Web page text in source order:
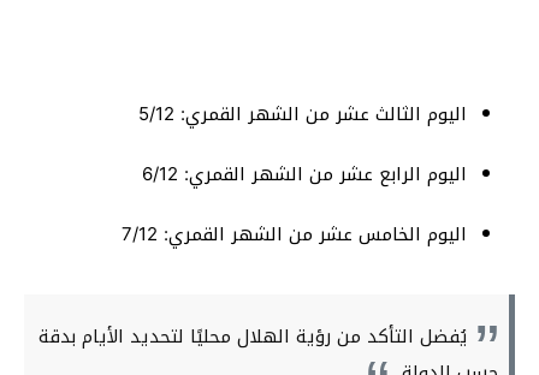
اليوم الثالث عشر من الشهر القمري: 5/12
اليوم الرابع عشر من الشهر القمري: 6/12
اليوم الخامس عشر من الشهر القمري: 7/12
يُفضل التأكد من رؤية الهلال محليًا لتحديد الأيام بدقة